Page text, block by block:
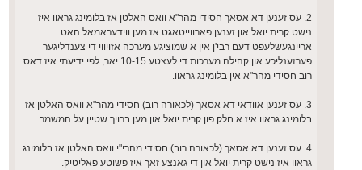
2. עס זענען דא אסאך חסידי מהר"א וואס האלטן אז בלומינג גראוו איז
נישט קרית יואל און זענען פארווייטאגט אז מען ווידעראמאל האט
אריינגעשלעפט דעם רבי'ן אין א שמוציגע מערכה אזויווי די צענדליגער
פערזענליכע און קהילה מערכות די לעצטע 10-15 יאר, לפי ידיעתי איז דאס
רוב חסידי מהר"א אין בלומינג גראוו.
3. עס זענען אוודאי דא אסאך (לכאורה רוב) חסידי מהר"א וואס האלטן אז
בלומינג גראוו איז א חלק פון קרית יואל און מען ברויך שטיין על המשמר.
4. עס זענען דא אסאך (לכאורה רוב) חסידי מהרי"י וואס האלטן אז בלומינג
גראוו איז נישט קרית יואל און די גאנצע זאך איז פשוטע פאליטיק.